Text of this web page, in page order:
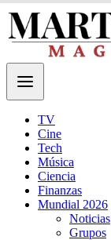
TV
Cine
Tech
Música
Ciencia
Finanzas
Mundial 2026
Noticias
Grupos